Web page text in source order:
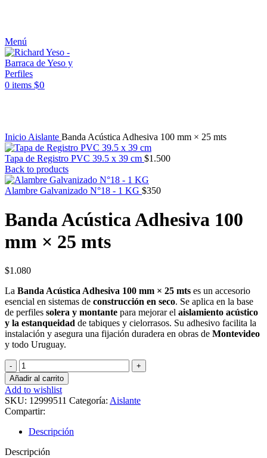
Menú
0 items $0
Inicio Aislante Banda Acústica Adhesiva 100 mm × 25 mts
Tapa de Registro PVC 39.5 x 39 cm $1.500
Back to products
Alambre Galvanizado N°18 - 1 KG $350
Banda Acústica Adhesiva 100
mm × 25 mts
$1.080
La Banda Acústica Adhesiva 100 mm × 25 mts es un accesorio
esencial en sistemas de construcción en seco. Se aplica en la base
de perfiles solera y montante para mejorar el aislamiento acústico
y la estanqueidad de tabiques y cielorrasos. Su adhesivo facilita la
instalación y asegura una fijación duradera en obras de Montevideo
y todo Uruguay.
Banda
Acústica
Adhesiva
100
mm
×
25
mts
cantidad
Añadir al carrito
Add to wishlist
SKU: 12999511 Categoría: Aislante
Compartir:
Descripción
Descripción